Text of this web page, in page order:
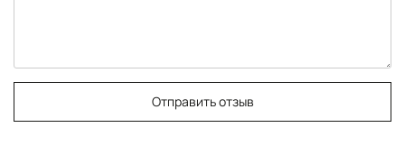
Отправить отзыв